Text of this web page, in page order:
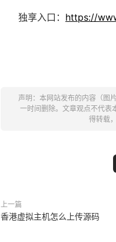
独享入口： https://
声明：本网站发布的内容（图
一时间删除。文章观点不代
得转载
上一篇
香港虚拟主机怎么上传源码